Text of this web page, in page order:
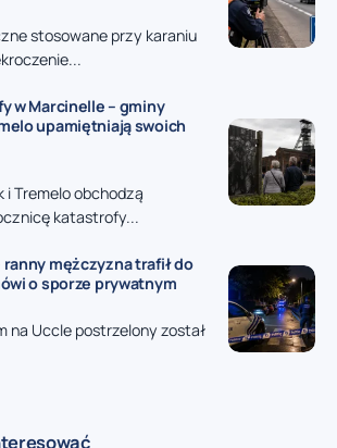
stosowane przy karaniu
w Marcinelle – gminy
upamiętniają swoich
i Tremelo obchodzą
katastrofy...
ranny mężczyzna trafił do
o sporze prywatnym
na Uccle postrzelony został